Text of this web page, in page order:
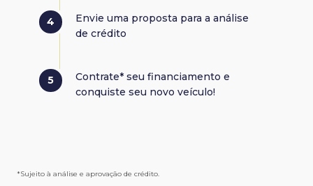
Envie uma proposta para a análise
de crédito
Contrate* seu financiamento e
conquiste seu novo veículo!
*Sujeito à análise e aprovação de crédito.